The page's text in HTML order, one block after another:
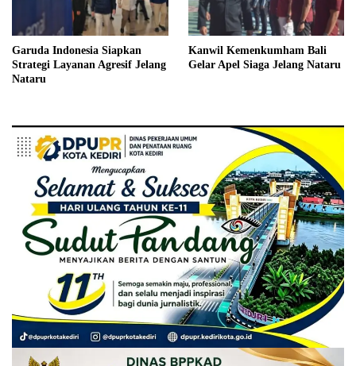
Garuda Indonesia Siapkan
Strategi Layanan Agresif Jelang
Nataru
Kanwil Kemenkumham Bali
Gelar Apel Siaga Jelang Nataru